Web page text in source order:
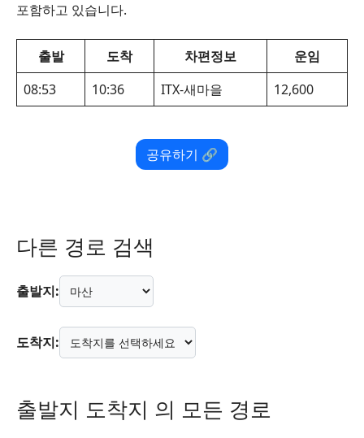
포함하고 있습니다.
출발 도착 차편정보
운임
08:53
10:36 ITX-새마을 12,600
공유하기 🔗
다른 경로 검색
출발지:
도착지:
출발지 도착지 의 모든 경로